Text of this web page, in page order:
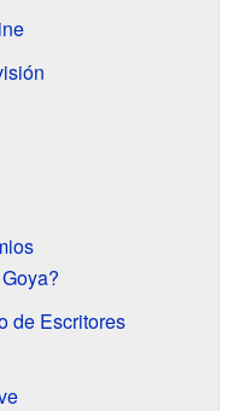
de Escritores